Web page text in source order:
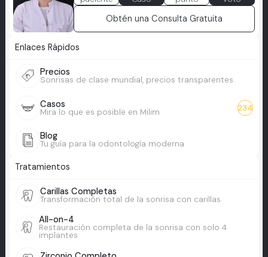
Obtén una Consulta Gratuita
Enlaces Rápidos
Precios
Sonrisas de clase mundial, precios transparentes
Casos
Mira lo que es posible en Milim 234
Blog
Tu guía para la odontología moderna
Tratamientos
Carillas Completas
Transformación total de la sonrisa con carillas
All-on-4
Restauración completa de la sonrisa con solo 4
implantes